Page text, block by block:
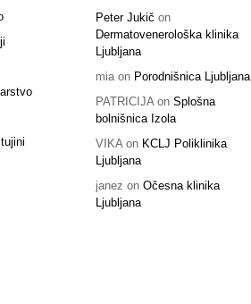
Peter Jukič on
Dermatovenerološka klinika
Ljubljana
miaon Porodnišnica Ljubljana
PATRICIJAon Splošna
bolnišnica Izola
VIKAon KCLJ Poliklinika
Ljubljana
janez on Očesna klinika
Ljubljana